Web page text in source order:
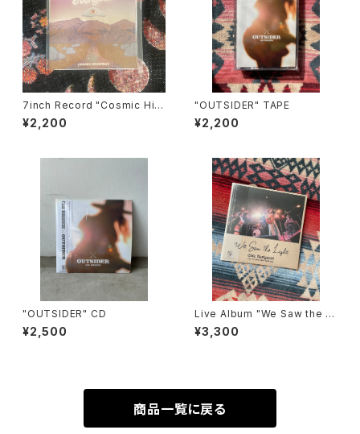
7inch Record "Cosmic Hig
hway"
¥2,200
"OUTSIDER" TAPE
¥2,200
"OUTSIDER" CD
¥2,500
Live Album "We Saw the Li
ght"
¥3,300
商品一覧に戻る